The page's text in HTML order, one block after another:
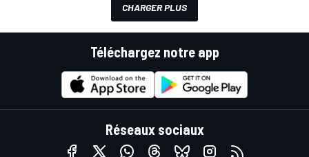
CHARGER PLUS
Téléchargez notre app
Réseaux sociaux